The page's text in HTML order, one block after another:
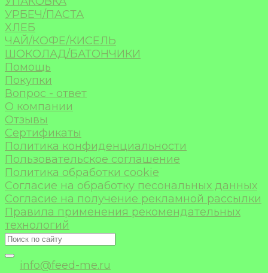
УРБЕЧ/ПАСТА
ХЛЕБ
ЧАЙ/КОФЕ/КИСЕЛЬ
ШОКОЛАД/БАТОНЧИКИ
Помощь
Покупки
Вопрос - ответ
О компании
Отзывы
Сертификаты
Политика конфиденциальности
Пользовательское соглашение
Политика обработки cookie
Согласие на обработку песональных данных
Согласие на получение рекламной рассылки
Правила применения рекомендательных
технологий
info@feed-me.ru